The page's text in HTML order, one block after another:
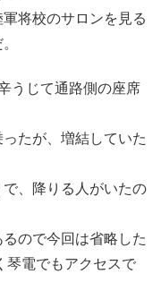
将校のサロンを見る
うじて通路側の座席
たが、増結していた
、降りる人がいたの
ので今回は省略した
琴電でもアクセスで